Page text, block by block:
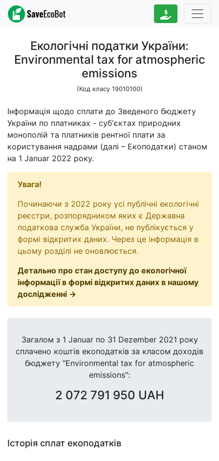
Екологічні податки України:
Environmental tax for atmospheric
emissions
(Код класу 19010100)
Інформація щодо сплати до Зведеного бюджету
України по платниках - суб'єктах природних
монополій та платників рентної плати за
користування надрами (далі – Екоподатки) станом
на 1 Januar 2022 року.
Увага!
Починаючи з 2022 року усі публічні екологічні
реєстри, розпорядником яких є Державна
податкова служба України, не публікується у
формі відкритих даних. Через це інформація в
цьому розділі не оновлюється.
Детально про стан доступу до екологічної
інформації в формі відкритих даних в нашому
дослідженні →
Загалом з 1 Januar по 31 Dezember 2021 року
сплачено коштів екоподатків за класом доходів
бюджету "Environmental tax for atmospheric
emissions":
2 072 791 950 UAH
Історія сплат екоподатків